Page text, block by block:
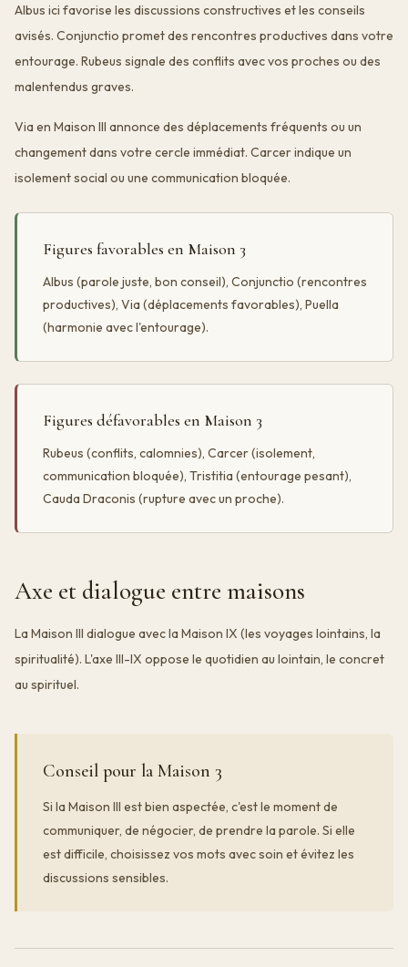
Albus ici favorise les discussions constructives et les conseils
avisés. Conjunctio promet des rencontres productives dans votre
entourage. Rubeus signale des conflits avec vos proches ou des
malentendus graves.
Via en Maison III annonce des déplacements fréquents ou un
changement dans votre cercle immédiat. Carcer indique un
isolement social ou une communication bloquée.
Figures favorables en Maison 3
Albus (parole juste, bon conseil), Conjunctio (rencontres
productives), Via (déplacements favorables), Puella
(harmonie avec l'entourage).
Figures défavorables en Maison 3
Rubeus (conflits, calomnies), Carcer (isolement,
communication bloquée), Tristitia (entourage pesant),
Cauda Draconis (rupture avec un proche).
Axe et dialogue entre maisons
La Maison III dialogue avec la Maison IX (les voyages lointains, la
spiritualité). L'axe III-IX oppose le quotidien au lointain, le concret
au spirituel.
Conseil pour la Maison 3
Si la Maison III est bien aspectée, c'est le moment de
communiquer, de négocier, de prendre la parole. Si elle
est difficile, choisissez vos mots avec soin et évitez les
discussions sensibles.